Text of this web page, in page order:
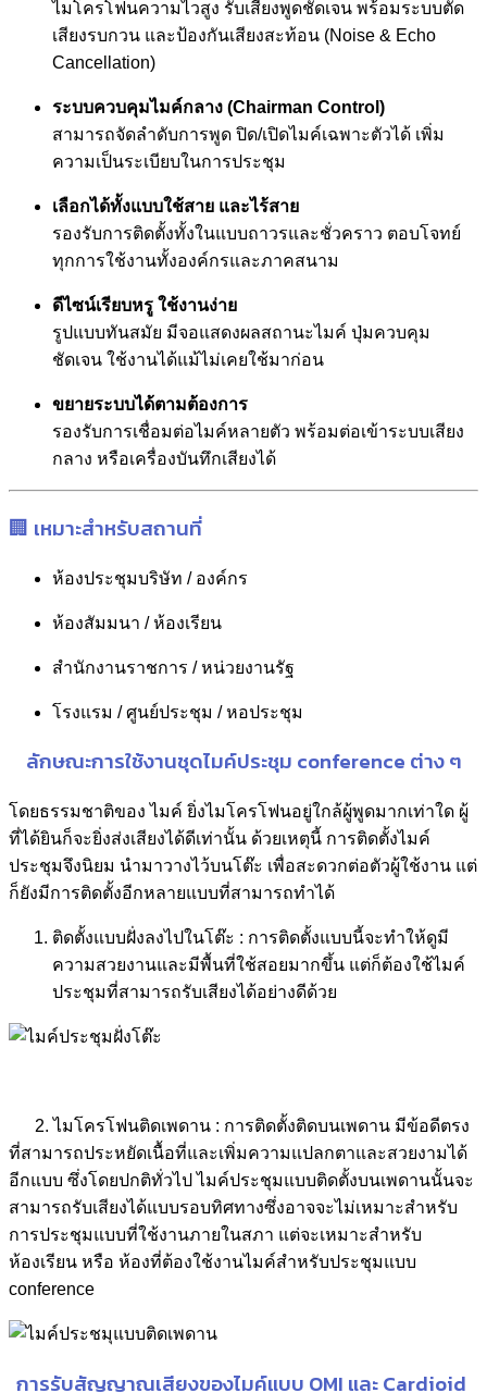
ไมโครโฟนความไวสูง รับเสียงพูดชัดเจน พร้อมระบบตัด
เสียงรบกวน และป้องกันเสียงสะท้อน (Noise & Echo
Cancellation)
ระบบควบคุมไมค์กลาง (Chairman Control)
สามารถจัดลำดับการพูด ปิด/เปิดไมค์เฉพาะตัวได้ เพิ่ม
ความเป็นระเบียบในการประชุม
เลือกได้ทั้งแบบใช้สาย และไร้สาย
รองรับการติดตั้งทั้งในแบบถาวรและชั่วคราว ตอบโจทย์
ทุกการใช้งานทั้งองค์กรและภาคสนาม
ดีไซน์เรียบหรู ใช้งานง่าย
รูปแบบทันสมัย มีจอแสดงผลสถานะไมค์ ปุ่มควบคุม
ชัดเจน ใช้งานได้แม้ไม่เคยใช้มาก่อน
ขยายระบบได้ตามต้องการ
รองรับการเชื่อมต่อไมค์หลายตัว พร้อมต่อเข้าระบบเสียง
กลาง หรือเครื่องบันทึกเสียงได้
🏢 เหมาะสำหรับสถานที่
ห้องประชุมบริษัท / องค์กร
ห้องสัมมนา / ห้องเรียน
สำนักงานราชการ / หน่วยงานรัฐ
โรงแรม / ศูนย์ประชุม / หอประชุม
ลักษณะการใช้งานชุดไมค์ประชุม conference ต่าง ๆ
โดยธรรมชาติของ ไมค์ ยิ่งไมโครโฟนอยู่ใกล้ผู้พูดมากเท่าใด ผู้
ที่ได้ยินก็จะยิ่งส่งเสียงได้ดีเท่านั้น ด้วยเหตุนี้ การติดตั้งไมค์
ประชุมจึงนิยม นำมาวางไว้บนโต๊ะ เพื่อสะดวกต่อตัวผู้ใช้งาน แต่
ก็ยังมีการติดตั้งอีกหลายแบบที่สามารถทำได้
ติดตั้งแบบฝั่งลงไปในโต๊ะ : การติดตั้งแบบนี้จะทำให้ดูมี
ความสวยงานและมีพื้นที่ใช้สอยมากขึ้น แต่ก็ต้องใช้ไมค์
ประชุมที่สามารถรับเสียงได้อย่างดีด้วย
2. ไมโครโฟนติดเพดาน : การติดตั้งติดบนเพดาน มีข้อดีตรง
ที่สามารถประหยัดเนื้อที่และเพิ่มความแปลกตาและสวยงามได้
อีกแบบ ซึ่งโดยปกติทั่วไป ไมค์ประชุมแบบติดตั้งบนเพดานนั้นจะ
สามารถรับเสียงได้แบบรอบทิศทางซึ่งอาจจะไม่เหมาะสำหรับ
การประชุมแบบที่ใช้งานภายในสภา แต่จะเหมาะสำหรับ
ห้องเรียน หรือ ห้องที่ต้องใช้งานไมค์สำหรับประชุมแบบ
conference
การรับสัญญาณเสียงของไมค์แบบ OMI และ Cardioid